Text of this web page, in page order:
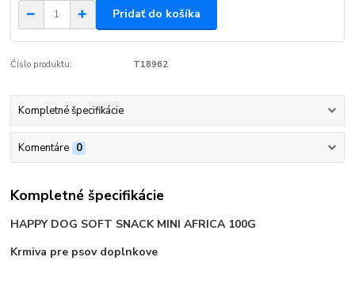
Pridať do košíka
Číslo produktu: T18962
Kompletné špecifikácie
Komentáre 0
Kompletné špecifikácie
HAPPY DOG SOFT SNACK MINI AFRICA 100G
Krmiva pre psov doplnkove